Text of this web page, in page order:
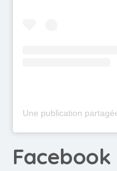
Facebook